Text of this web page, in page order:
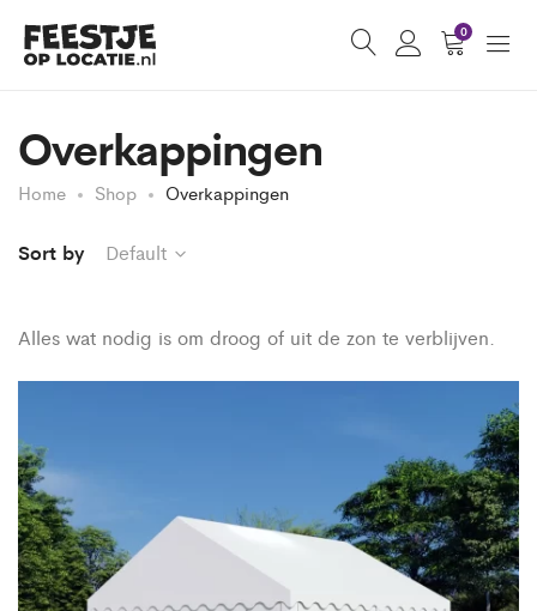
0
Overkappingen
Home Shop Overkappingen
Sort by Default
Alles wat nodig is om droog of uit de zon te verblijven.